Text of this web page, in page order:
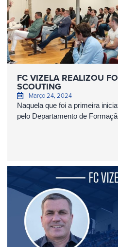
FC VIZELA REALIZOU
SCOUTING
Março 24, 2024
Naquela que foi a primeira
pelo Departamento de